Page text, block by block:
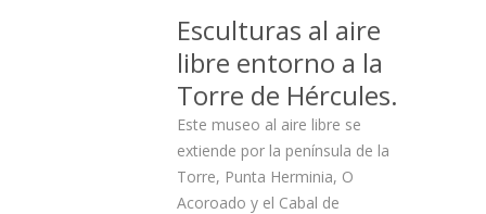
Esculturas al aire
libre entorno a la
Torre de Hércules.
Este museo al aire libre se
extiende por la península de la
Torre, Punta Herminia, O
Acoroado y el Cabal de